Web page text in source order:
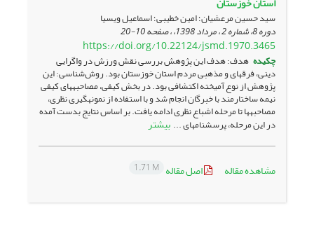
سید حسین مرعشیان؛ امین خطیبی؛ اسماعیل ویسیا
دوره 8، شماره 2 ، مرداد 1398، ، صفحه 10-20
https://doi.org/10.22124/jsmd.1970.3465
چکیده هدف: هدف این پژوهش بررسی نقش ورزش در واگرایی
دینی، فرقه­ای و مذهبی مردم استان خوزستان بود. روش‌شناسی: این
پژوهش از نوع آمیخته اکتشافی بود. در بخش کیفی، مصاحبه­های کیفی
نیمه ساختارمند با خبرگان انجام شد و با استفاده از نمونه­گیری نظری،
مصاحبه­ها تا مرحله اشباع نظری ادامه یافت. بر اساس نتایج بدست آمده
در این مرحله، پرسشنامه­ای ... بیشتر
مشاهده مقاله اصل مقاله 1.71 M